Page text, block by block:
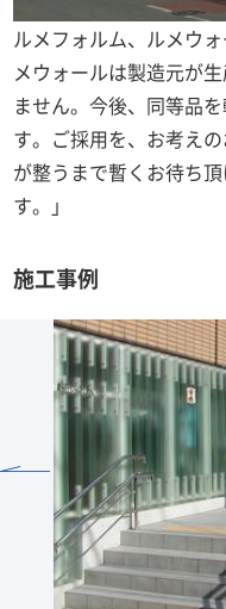
ルメフォルム、ルメウ
メウォールは製造元が
ません。今後、同等品
す。ご採用を、お考え
が整うまで暫くお待ち
す。」
施工事例